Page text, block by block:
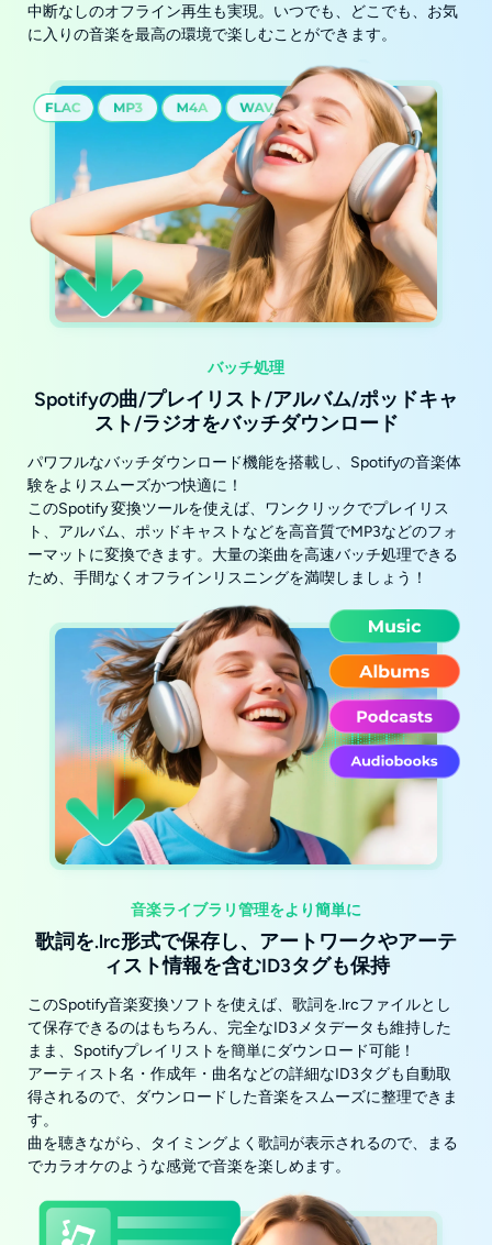
中断なしのオフライン再生も実現。いつでも、どこでも、お気
に入りの音楽を最高の環境で楽しむことができます。
バッチ処理
Spotifyの曲/プレイリスト/アルバム/ポッドキャ
スト/ラジオをバッチダウンロード
パワフルなバッチダウンロード機能を搭載し、Spotifyの音楽体
験をよりスムーズかつ快適に！
このSpotify 変換ツールを使えば、ワンクリックでプレイリス
ト、アルバム、ポッドキャストなどを高音質でMP3などのフォ
ーマットに変換できます。大量の楽曲を高速バッチ処理できる
ため、手間なくオフラインリスニングを満喫しましょう！
音楽ライブラリ管理をより簡単に
歌詞を.lrc形式で保存し、アートワークやアーテ
ィスト情報を含むID3タグも保持
このSpotify音楽変換ソフトを使えば、歌詞を.lrcファイルとし
て保存できるのはもちろん、完全なID3メタデータも維持した
まま、Spotifyプレイリストを簡単にダウンロード可能！
アーティスト名・作成年・曲名などの詳細なID3タグも自動取
得されるので、ダウンロードした音楽をスムーズに整理できま
す。
曲を聴きながら、タイミングよく歌詞が表示されるので、まる
でカラオケのような感覚で音楽を楽しめます。